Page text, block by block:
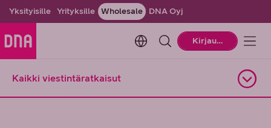
Yksityisille Yrityksille Wholesale DNA Oyj
Change language. Current
Kirjaudu
Kaikki viestintäratkaisut